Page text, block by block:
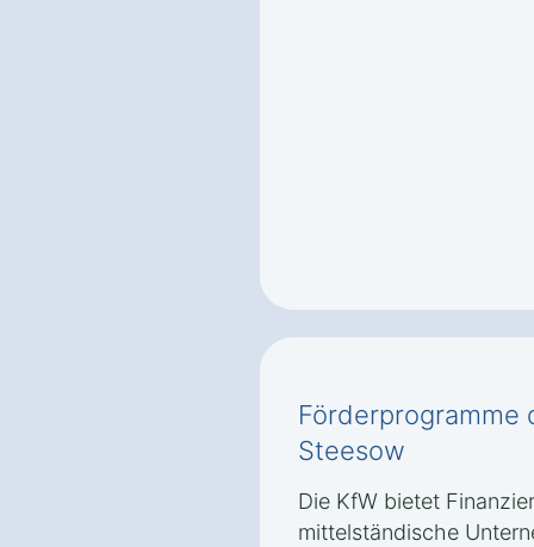
Förderprogramme
Steesow
Die KfW bietet
mittelständische